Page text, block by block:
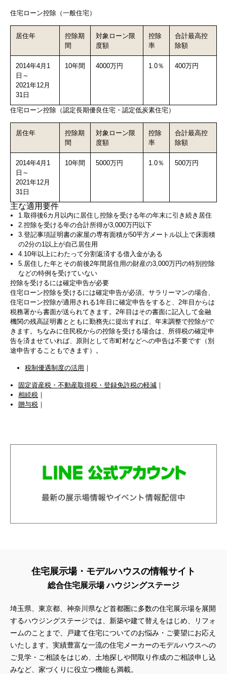
住宅ローン控除（一般住宅）
居住年
控除期
間
対象ローン限
度額
控除
率
合計最高控
除額
2014年4月1
日～
2021年12月
31日
10年間 4000万円 1.0％ 400万円
住宅ローン控除（認定長期優良住宅・認定低炭素住宅）
居住年
控除期
間
対象ローン限
度額
控除
率
合計最高控
除額
2014年4月1
日～
2021年12月
31日
10年間 5000万円 1.0％ 500万円
主な適用要件
1.取得後6カ月以内に居住し控除を受ける年の年末に引き続き居住
2.控除を受ける年の合計所得が3,000万円以下
3.登記事項証明書の家屋の専有面積が50平方メートル以上で床面積
の2分の1以上が自己居住用
4.10年以上にわたって分割返済する借入金がある
5.居住した年とその前後2年間居住用の財産の3,000万円の特別控除
などの特例を受けていない
控除を受けるには確定申告が必要
住宅ローン控除を受けるには確定申告が必須。サラリーマンの場合、
住宅ローン控除が適用される1年目に確定申告をすると、2年目からは
税務署から書面が送られてきます。2年目はその書面に記入して金融
機関の残高証明書とともに勤務先に提出すれば、年末調整で控除がで
きます。ちなみに住民税からの控除を受ける場合は、所得税の確定申
告を済ませていれば、原則として市町村などへの申告は不要です（別
途申告することもできます）。
税制優遇制度の活用 ｜
固定資産税・不動産取得税・登録免許税の軽減 ｜
相続税 ｜
贈与税 ｜
住宅展示場・モデルハウスの情報サイト
総合住宅展示場 ハウジングステージ
埼玉県、東京都、神奈川県など首都圏に多数の住宅展示場を展開
するハウジングステージでは、新築や建て替えをはじめ、リフォ
ームのことまで、戸建て住宅についてのお悩み・ご要望にお応え
いたします。実績豊富な一流の住宅メーカーのモデルハウスへの
ご見学・ご相談をはじめ、土地探しや間取り作成のご相談申し込
みなど、家づくりに役立つ機能も満載。